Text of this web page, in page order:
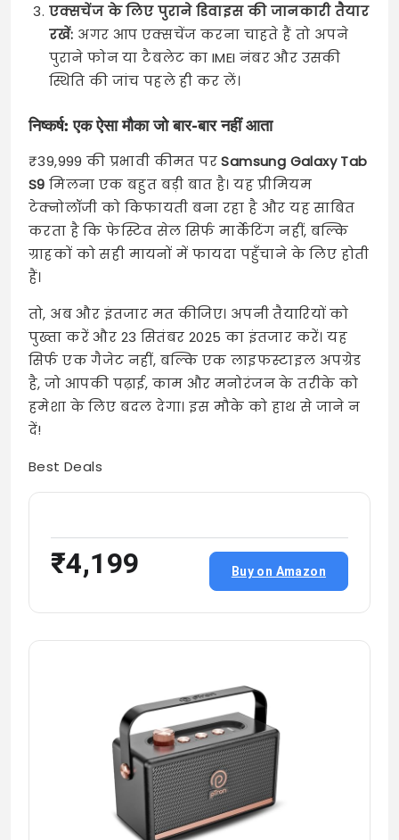
एक्सचेंज के लिए पुराने डिवाइस की जानकारी तैयार
रखें: अगर आप एक्सचेंज करना चाहते हैं तो अपने
पुराने फोन या टैबलेट का IMEI नंबर और उसकी
स्थिति की जांच पहले ही कर लें।
निष्कर्ष: एक ऐसा मौका जो बार-बार नहीं आता
₹39,999 की प्रभावी कीमत परSamsung Galaxy Tab
S9 मिलना एक बहुत बड़ी बात है। यह प्रीमियम
टेक्नोलॉजी को किफायती बना रहा है और यह साबित
करता है कि फेस्टिव सेल सिर्फ मार्केटिंग नहीं, बल्कि
ग्राहकों को सही मायनों में फायदा पहुँचाने के लिए होती
हैं।
तो, अब और इंतजार मत कीजिए। अपनी तैयारियों को
पुख्ता करें और 23 सितंबर 2025 का इंतजार करें। यह
सिर्फ एक गैजेट नहीं, बल्कि एक लाइफस्टाइल अपग्रेड
है, जो आपकी पढ़ाई, काम और मनोरंजन के तरीके को
हमेशा के लिए बदल देगा। इस मौके को हाथ से जाने न
दें!
Best Deals
₹4,199 Buy on Amazon